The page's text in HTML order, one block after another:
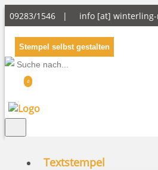
09283/1546 | info [at]
Stempel selbst gestalten
0
Textstempel